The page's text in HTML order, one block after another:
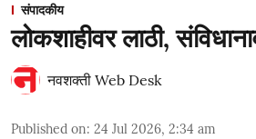
संपादकीय
लोकशाहीवर लाठी,
नवशक्ती Web Desk
Published on: 24 Jul 2026, 2:34 am